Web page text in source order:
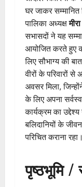
घर जाकर
पालिका अध्यक्ष
सभासदों ने यह
आयोजित करते हुए
लिए सौभाग्य की
वीरों के परिवारों से
अवसर मिला,
के लिए अपना
कार्यक्रम का
बलिदानियों के
परिचित कराना रहा।
पृष्ठभूमि /